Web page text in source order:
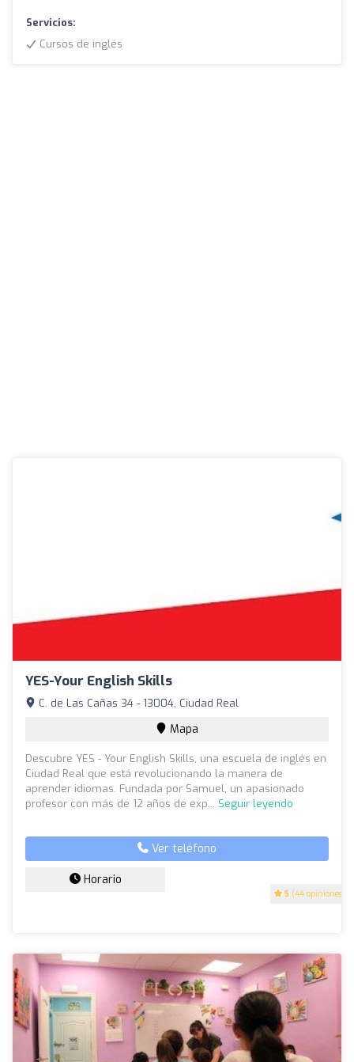
Servicios:
Cursos de inglés
YES-Your English Skills
5 (44 opiniones)
C. de Las Cañas 34 - 13004, Ciudad Real
Mapa
Descubre YES - Your English Skills, una escuela de inglés en
Ciudad Real que está revolucionando la manera de
aprender idiomas. Fundada por Samuel, un apasionado
profesor con más de 12 años de exp... Seguir leyendo
Ver teléfono
Horario